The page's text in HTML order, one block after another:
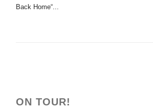
Back Home“...
ON TOUR!